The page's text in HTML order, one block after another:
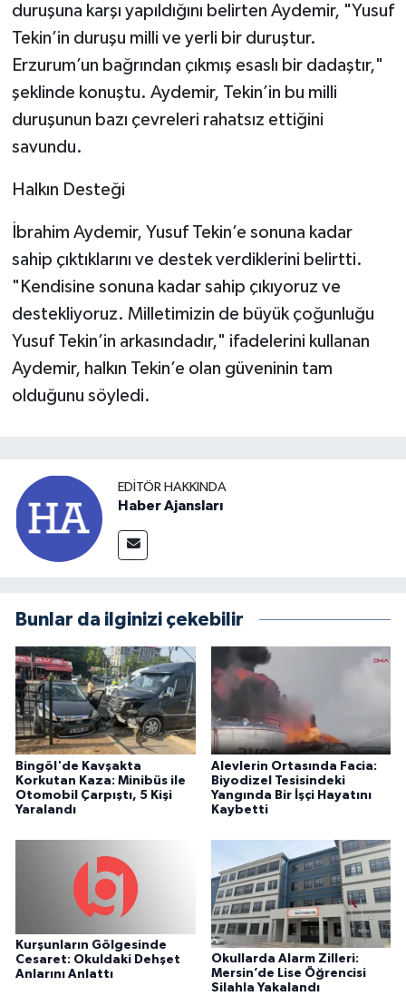
duruşuna karşı yapıldığını belirten Aydemir, "Yusuf
Tekin’in duruşu milli ve yerli bir duruştur.
Erzurum’un bağrından çıkmış esaslı bir dadaştır,"
şeklinde konuştu. Aydemir, Tekin’in bu milli
duruşunun bazı çevreleri rahatsız ettiğini
savundu.
Halkın Desteği
İbrahim Aydemir, Yusuf Tekin’e sonuna kadar
sahip çıktıklarını ve destek verdiklerini belirtti.
"Kendisine sonuna kadar sahip çıkıyoruz ve
destekliyoruz. Milletimizin de büyük çoğunluğu
Yusuf Tekin’in arkasındadır," ifadelerini kullanan
Aydemir, halkın Tekin’e olan güveninin tam
olduğunu söyledi.
EDITÖR HAKKINDA
Haber Ajansları
Bunlar da ilginizi çekebilir
Bingöl'de Kavşakta
Korkutan Kaza: Minibüs ile
Otomobil Çarpıştı, 5 Kişi
Yaralandı
Alevlerin Ortasında Facia:
Biyodizel Tesisindeki
Yangında Bir İşçi Hayatını
Kaybetti
Kurşunların Gölgesinde
Cesaret: Okuldaki Dehşet
Anlarını Anlattı
Okullarda Alarm Zilleri:
Mersin’de Lise Öğrencisi
Silahla Yakalandı